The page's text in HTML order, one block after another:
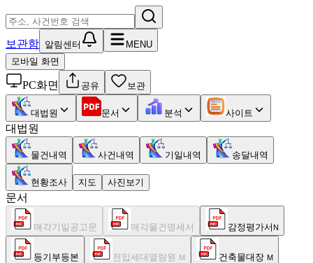
보관함 알림센터
MENU
모바일 화면
PC화면 공유 보관
대법원 문서 분석 사이트
대법원
물건내역 사건내역 기일내역 송달내역
현황조사 지도 사진보기
문서
매각기일공고문 매각물건명세서 감정평가서 N
등기부등본 전입세대열람원 M 건축물대장 M